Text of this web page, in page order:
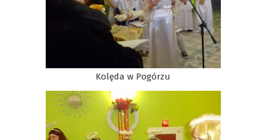
Kolęda w Pogórzu